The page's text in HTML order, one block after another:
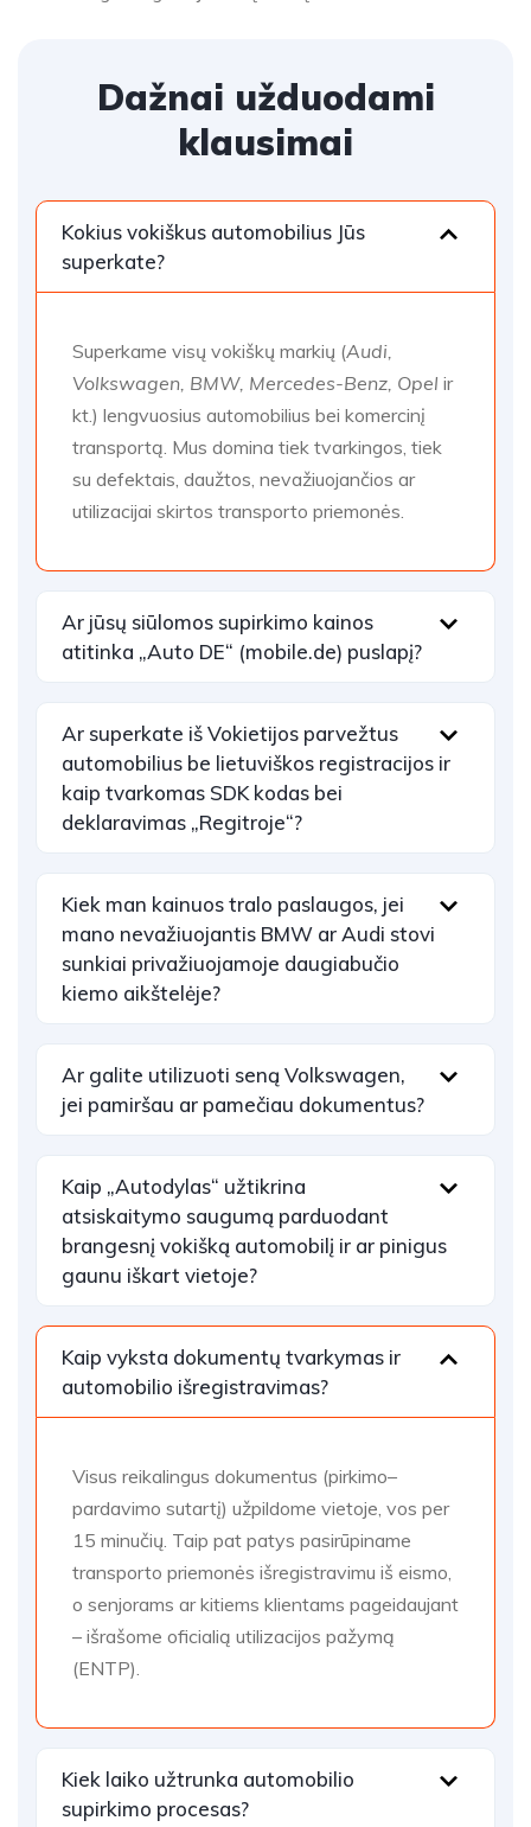
Dažnai užduodami
klausimai
Kokius vokiškus automobilius Jūs
superkate?
Superkame visų vokiškų markių (Audi,
Volkswagen, BMW, Mercedes-Benz, Opel ir
kt.) lengvuosius automobilius bei komercinį
transportą. Mus domina tiek tvarkingos, tiek
su defektais, daužtos, nevažiuojančios ar
utilizacijai skirtos transporto priemonės.
Ar jūsų siūlomos supirkimo kainos
atitinka „Auto DE“ (mobile.de) puslapį?
Ar superkate iš Vokietijos parvežtus
automobilius be lietuviškos registracijos ir
kaip tvarkomas SDK kodas bei
deklaravimas „Regitroje“?
Kiek man kainuos tralo paslaugos, jei
mano nevažiuojantis BMW ar Audi stovi
sunkiai privažiuojamoje daugiabučio
kiemo aikštelėje?
Ar galite utilizuoti seną Volkswagen,
jei pamiršau ar pamečiau dokumentus?
Kaip „Autodylas“ užtikrina
atsiskaitymo saugumą parduodant
brangesnį vokišką automobilį ir ar pinigus
gaunu iškart vietoje?
Kaip vyksta dokumentų tvarkymas ir
automobilio išregistravimas?
Visus reikalingus dokumentus (pirkimo–
pardavimo sutartį) užpildome vietoje, vos per
15 minučių. Taip pat patys pasirūpiname
transporto priemonės išregistravimu iš eismo,
o senjorams ar kitiems klientams pageidaujant
– išrašome oficialią utilizacijos pažymą
(ENTP).
Kiek laiko užtrunka automobilio
supirkimo procesas?